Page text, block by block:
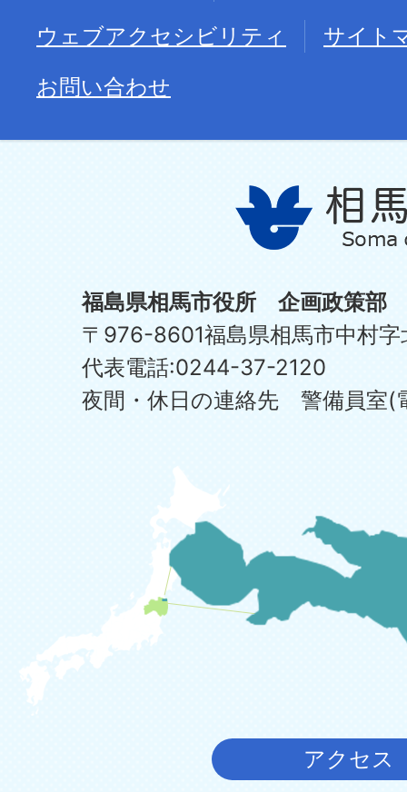
ウェブアクセシビリティ
サイト
お問い合わせ
福島県相馬市役所 企画政策部
〒976-8601福島県相馬市中村
代表電話:0244-37-2120
夜間・休日の連絡先 警備員室
アクセス